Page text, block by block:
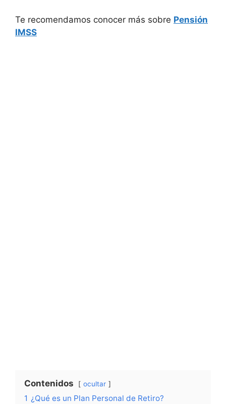
Te recomendamos conocer más sobre Pensión
IMSS
Contenidos ocultar
1 ¿Qué es un Plan Personal de Retiro?